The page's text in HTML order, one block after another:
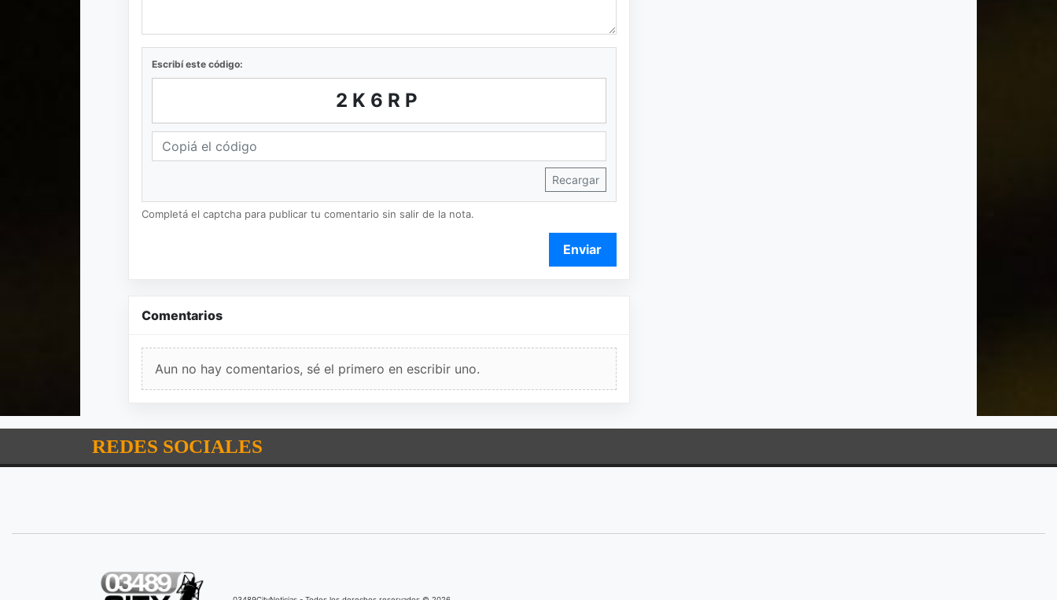
Escribí este código:
2K6RP
Recargar
Completá el captcha para publicar tu comentario sin salir de la nota.
Enviar
Comentarios
Aun no hay comentarios, sé el primero en escribir uno.
REDES SOCIALES